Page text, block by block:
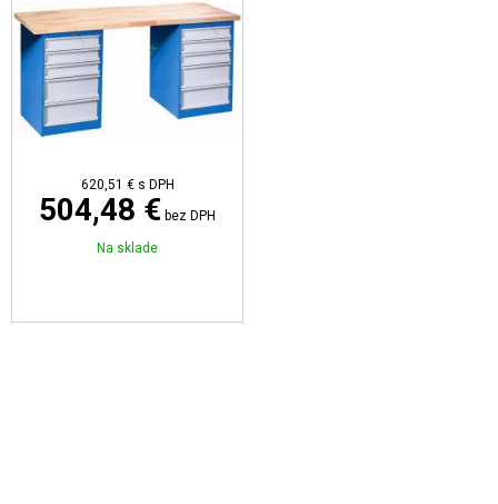
620,51 € s DPH
504,48 € bez DPH
Na sklade